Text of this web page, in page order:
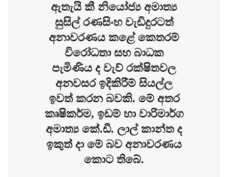
ඇතැයි කී නියෝජ්‍ය අමාත්‍ය
සුසිල් රණසිංහ වැඩිදුරටත්
අනාවරණය කළේ කෙතරම්
විරෝධතා සහ බාධක
පැමිණිය ද වැව් රක්ෂිතවල
අනවසර ඉදිකිරීම් සියල්ල
ඉවත් කරන බවකි. මේ අතර
කෘෂිකර්ම, ඉඩම් හා වාරිමාර්ග
අමාත්‍ය කේ.ඩී. ලාල් කාන්ත ද
ඉකුත් දා මේ බව අනාවරණය
කොට තිබේ.